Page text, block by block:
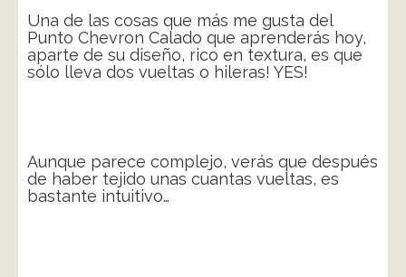
Una de las cosas que más me gusta del
Punto Chevron Calado que aprenderás hoy,
aparte de su diseño, rico en textura, es que
sólo lleva dos vueltas o hileras! YES!
Aunque parece complejo, verás que después
de haber tejido unas cuantas vueltas, es
bastante intuitivo…